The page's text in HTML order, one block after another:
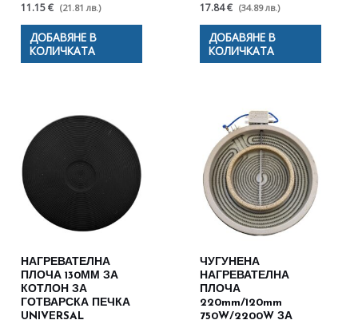
11.15 € (21.81 лв.)
ДОБАВЯНЕ В
КОЛИЧКАТА
17.84 € (34.89 лв.)
ДОБАВЯНЕ В
КОЛИЧКАТА
НАГРЕВАТЕЛНА
ПЛОЧА 130ММ ЗА
КОТЛОН ЗА
ГОТВАРСКА ПЕЧКА
UNIVERSAL
ЧУГУНЕНА
НАГРЕВАТЕЛНА
ПЛОЧА
220mm/120mm
750W/2200W ЗА